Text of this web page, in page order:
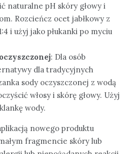
naturalne pH skóry głowy i
Rozcieńcz ocet jabłkowy z
i użyj jako płukanki po myciu
: Dla osób
dla tradycyjnych
sody oczyszczonej z wodą
włosy i skórę głowy. Użyj
wody.
nowego produktu
fragmencie skóry lub